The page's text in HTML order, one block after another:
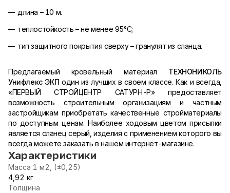
длина – 10 м.
теплостойкость – не менее 95°C;
тип защитного покрытия сверху – гранулят из сланца.
Предлагаемый кровельный материал ТЕХНОНИКОЛЬ
Унифлекс ЭКП один из лучших в своем классе. Как и всегда,
«ПЕРВЫЙ СТРОЙЦЕНТР САТУРН-Р» предоставляет
возможность строительным организациям и частным
застройщикам приобретать качественные стройматериалы
по доступным ценам. Наиболее ходовым цветом присыпки
является сланец серый, изделия с применением которого вы
всегда можете заказать в нашем интернет-магазине.
Характеристики
Масса 1 м2, (±0,25)
4,92 кг
Толщина